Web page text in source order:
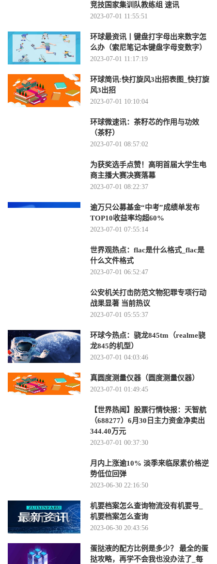
竞技国家集训队教练组 速讯
2023-07-01 11:55:51
环球最资讯丨键盘打字母出来数字怎
么办（索尼笔记本键盘字母变数字）
2023-07-01 11:17:19
环球简讯:快打旋风3出招表图_快打旋
风3出招
2023-07-01 10:10:04
环球微速讯：茶籽芯的作用与功效
（茶籽）
2023-07-01 08:57:02
为获奖选手点赞！高明首届大学生电
商主播大赛决赛落幕
2023-07-01 08:22:37
逾万只公募基金“中考”成绩单发布
TOP10收益率均超60%
2023-07-01 07:55:14
世界观热点：flac是什么格式_flac是
什么文件格式
2023-07-01 06:52:47
公安机关打击防范文物犯罪专项行动
战果显著 当前热议
2023-07-01 05:55:37
环球今热点：骁龙845tm（realme骁
龙845的机型）
2023-07-01 04:03:46
真圆度测量仪器（圆度测量仪器）
2023-07-01 01:49:45
【世界热闻】股票行情快报：天智航
（688277）6月30日主力资金净卖出
344.40万元
2023-07-01 00:37:30
月内上涨逾10% 淡季来临尿素价格逆
势低位回弹
2023-06-30 22:16:50
机要档案怎么查询物流没有机要号_
机要档案怎么查询
2023-06-30 20:43:56
蛋挞液的配方比例是多少？ 最全的蛋
挞攻略，再学不会我也没办法了_每